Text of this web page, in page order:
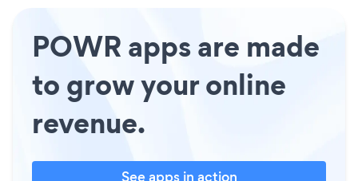
POWR apps are made
to grow your online
revenue.
See apps in action